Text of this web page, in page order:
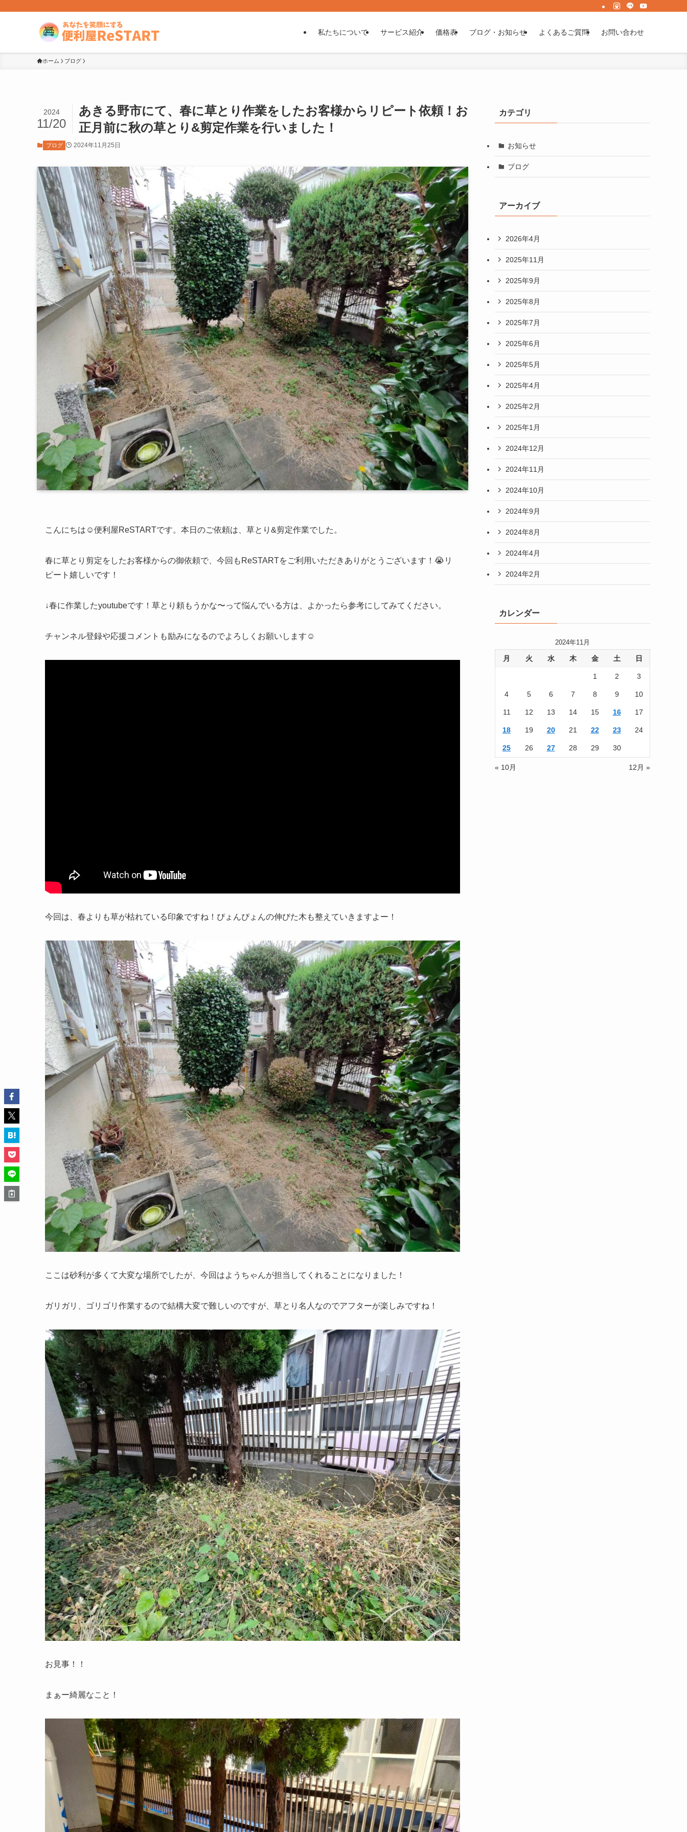
私たちについて サービス紹介 価格表 ブログ・お知らせ よくあるご質問 お問い合わせ
ホーム ブログ
あきる野市にて、春に草とり作業をしたお客様からリピート依頼！お
正月前に秋の草とり&剪定作業を行いました！
2024
11/20
ブログ 2024年11月25日
こんにちは☺️便利屋ReSTARTです。本日のご依頼は、草とり&剪定作業でした。
春に草とり剪定をしたお客様からの御依頼で、今回もReSTARTをご利用いただきありがとうございます！😭リ
ピート嬉しいです！
↓春に作業したyoutubeです！草とり頼もうかな〜って悩んでいる方は、よかったら参考にしてみてください。
チャンネル登録や応援コメントも励みになるのでよろしくお願いします☺️
今回は、春よりも草が枯れている印象ですね！ぴょんぴょんの伸びた木も整えていきますよー！
ここは砂利が多くて大変な場所でしたが、今回はようちゃんが担当してくれることになりました！
ガリガリ、ゴリゴリ作業するので結構大変で難しいのですが、草とり名人なのでアフターが楽しみですね！
お見事！！
まぁー綺麗なこと！
カテゴリ
お知らせ
ブログ
アーカイブ
2026年4月
2025年11月
2025年9月
2025年8月
2025年7月
2025年6月
2025年5月
2025年4月
2025年2月
2025年1月
2024年12月
2024年11月
2024年10月
2024年9月
2024年8月
2024年4月
2024年2月
カレンダー
2024年11月
月 火 水 木 金 土 日
1 2 3
4 5 6 7 8 9 10
11 12 13 14 15 16 17
18 19 20 21 22 23 24
25 26 27 28 29 30
« 10月 12月 »